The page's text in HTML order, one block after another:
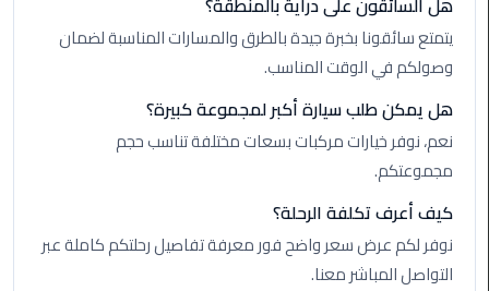
ليموزين
مطار
القاهرة
ليموزين
السخنة
ليموزين
مطار
سفنكس
يتمتع سائقونا بخبرة جيدة بالطرق والمسارات المناسبة لضمان
وصولكم في الوقت المناسب.
هل يمكن طلب سيارة أكبر لمجموعة كبيرة؟
نعم، نوفر خيارات مركبات بسعات مختلفة تناسب حجم
مجموعتكم.
كيف أعرف تكلفة الرحلة؟
نوفر لكم عرض سعر واضح فور معرفة تفاصيل رحلتكم كاملة عبر
التواصل المباشر معنا.